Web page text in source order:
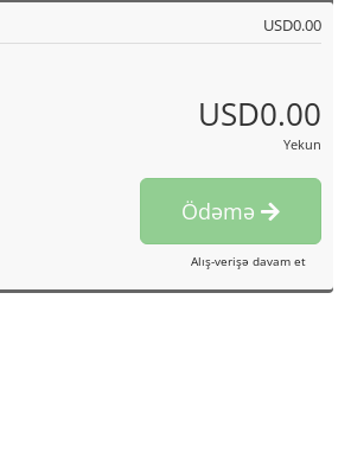
USD0.00
USD0.00
Yekun
Ödəmə
Alış-verişə davam et